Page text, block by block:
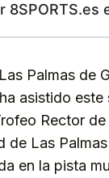
8SPORTS.es
Palmas de
asistido este
Rector de
de Las
en la pista